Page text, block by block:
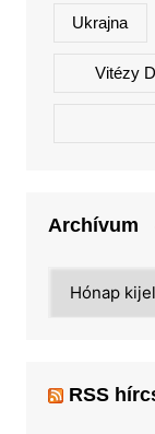
Ukrajna
Vitézy
Archívum
RSS